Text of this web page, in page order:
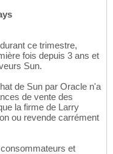
ce trimestre,
fois depuis 3 ans et
Sun.
de Sun par Oracle n'a
de vente des
la firme de Larry
ou revende carrément
et